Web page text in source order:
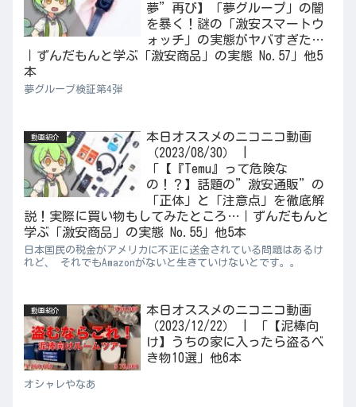
夢”再び】「夢グループ」の闇
を暴く！謎の「激安スマートウ
ォッチ」の実態がヤバすぎた…
｜ずんだもんと学ぶ「激安商品」の実態 No.57」他5
本
夢グループ検証第4弾
動画紹介
本日オススメのニコニコ動画
（2023/08/30） |
「【『Temu』って危険な
の！？】話題の”激安通販”の
「正体」と「注意点」を徹底解
説！実際に買い物もしてみたところ…｜ずんだもんと
学ぶ「激安商品」の実態 No.55」他5本
日本国民の税金がアメリカに不正に送金されている問題はあるけ
れど、 それでもAmazonがないと生きていけないとです。。
動画紹介
本日オススメのニコニコ動画
（2023/12/22） | 「【泥棒向
け】うちの家に入ったら盗るべ
き物10選」他6本
オシャレやなあ